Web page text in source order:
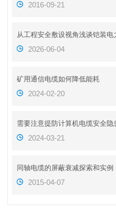
2016-09-21
从工程安全敷设视角浅谈铠装电
2026-06-04
矿用通信电缆如何降低能耗
2024-02-20
需要注意提防计算机电缆安全隐
2024-03-21
同轴电缆的屏蔽衰减探索和实例
2015-04-07